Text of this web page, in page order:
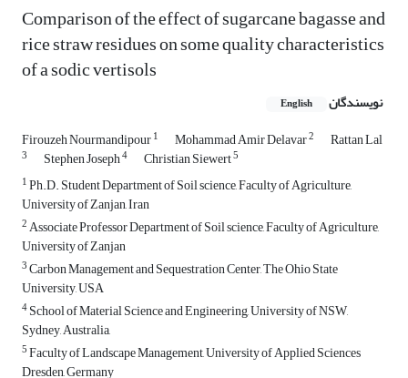
Comparison of the effect of sugarcane bagasse and
rice straw residues on some quality characteristics
of a sodic vertisols
نویسندگان English
Firouzeh Nourmandipour1 Mohammad Amir Delavar2 Rattan Lal
3 Stephen Joseph4 Christian Siewert5
1Ph.D. Student Department of Soil science, Faculty of Agriculture,
University of Zanjan, Iran
2Associate Professor Department of Soil science, Faculty of Agriculture,
University of Zanjan
3Carbon Management and Sequestration Center, The Ohio State
University, USA
4School of Material Science and Engineering, University of NSW,
Sydney, Australia,
5Faculty of Landscape Management, University of Applied Sciences
Dresden, Germany